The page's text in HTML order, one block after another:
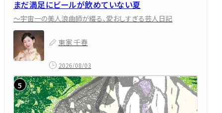
まだ満足にビールが飲めていない夏
～宇宙一の美人浪曲師が綴る、愛おしすぎる芸人日記
東家 千春
2026/08/03